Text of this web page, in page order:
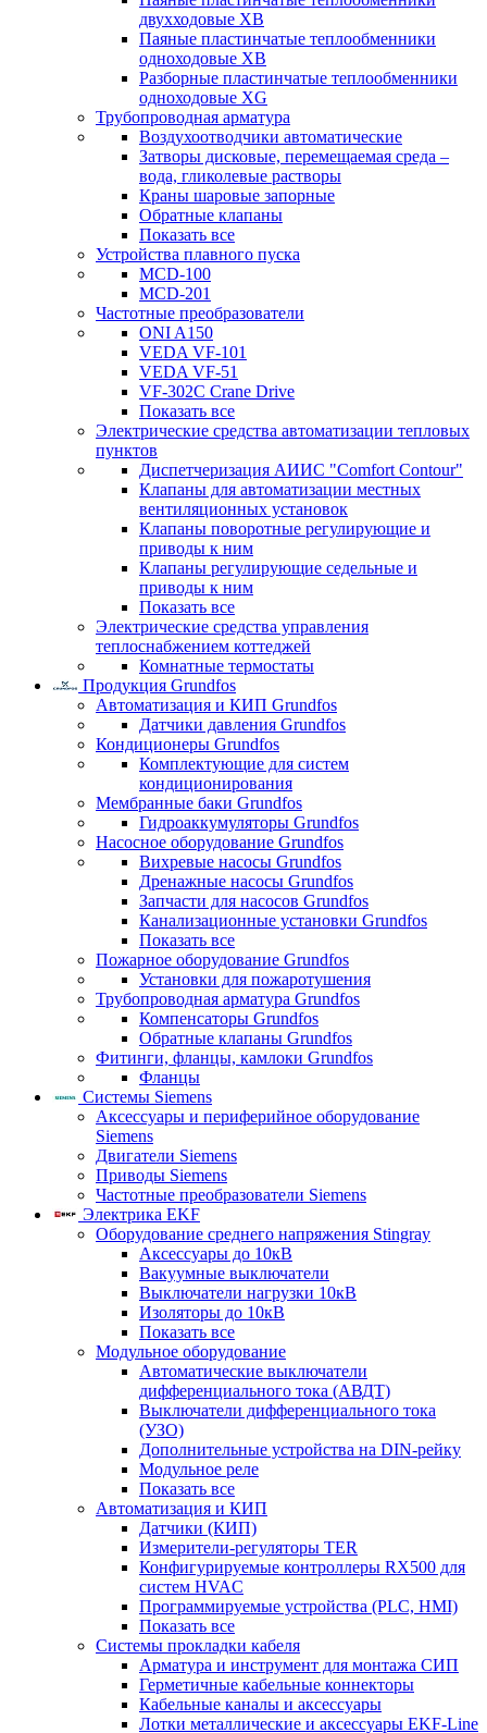
двухходовые XB
Паяные пластинчатые теплообменники
одноходовые ХВ
Разборные пластинчатые теплообменники
одноходовые ХG
Трубопроводная арматура
Воздухоотводчики автоматические
Затворы дисковые, перемещаемая среда –
вода, гликолевые растворы
Краны шаровые запорные
Обратные клапаны
Показать все
Устройства плавного пуска
MCD-100
MCD-201
Частотные преобразователи
ONI A150
VEDA VF-101
VEDA VF-51
VF-302C Crane Drive
Показать все
Электрические средства автоматизации тепловых
пунктов
Диспетчеризация АИИС "Comfort Contour"
Клапаны для автоматизации местных
вентиляционных установок
Клапаны поворотные регулирующие и
приводы к ним
Клапаны регулирующие седельные и
приводы к ним
Показать все
Электрические средства управления
теплоснабжением коттеджей
Комнатные термостаты
Продукция Grundfos
Автоматизация и КИП Grundfos
Датчики давления Grundfos
Кондиционеры Grundfos
Комплектующие для систем
кондиционирования
Мембранные баки Grundfos
Гидроаккумуляторы Grundfos
Насосное оборудование Grundfos
Вихревые насосы Grundfos
Дренажные насосы Grundfos
Запчасти для насосов Grundfos
Канализационные установки Grundfos
Показать все
Пожарное оборудование Grundfos
Установки для пожаротушения
Трубопроводная арматура Grundfos
Компенсаторы Grundfos
Обратные клапаны Grundfos
Фитинги, фланцы, камлоки Grundfos
Фланцы
Системы Siemens
Аксессуары и периферийное оборудование
Siemens
Двигатели Siemens
Приводы Siemens
Частотные преобразователи Siemens
Электрика EKF
Оборудование среднего напряжения Stingray
Аксессуары до 10кВ
Вакуумные выключатели
Выключатели нагрузки 10кВ
Изоляторы до 10кВ
Показать все
Модульное оборудование
Автоматические выключатели
дифференциального тока (АВДТ)
Выключатели дифференциального тока
(УЗО)
Дополнительные устройства на DIN-рейку
Модульное реле
Показать все
Автоматизация и КИП
Датчики (КИП)
Измерители-регуляторы TER
Конфигурируемые контроллеры RX500 для
систем HVAC
Программируемые устройства (PLC, HMI)
Показать все
Системы прокладки кабеля
Арматура и инструмент для монтажа СИП
Герметичные кабельные коннекторы
Кабельные каналы и аксессуары
Лотки металлические и аксессуары EKF-Line